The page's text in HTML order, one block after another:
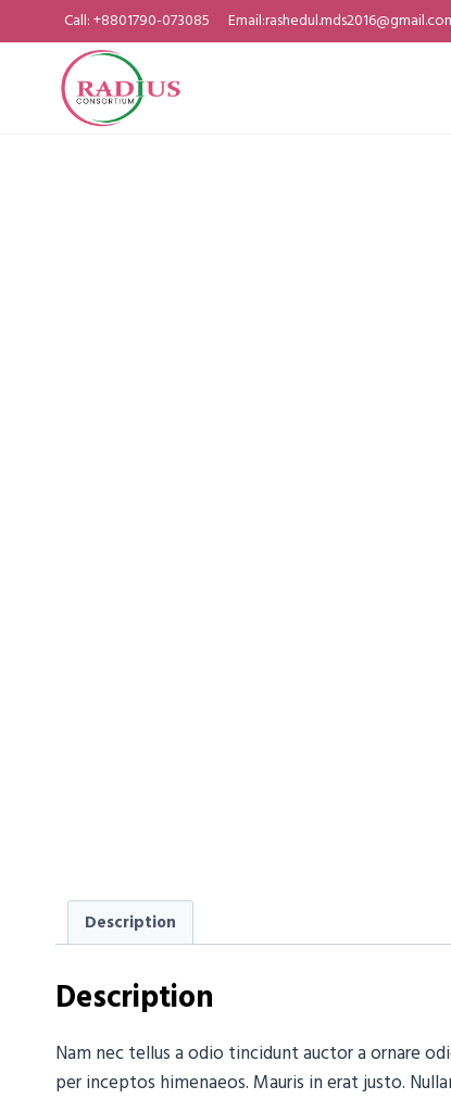
Call: +8801790-073085
Description
Description
Nam nec tellus a odio tincidunt auctor a ornare
per inceptos himenaeos. Mauris in erat justo.